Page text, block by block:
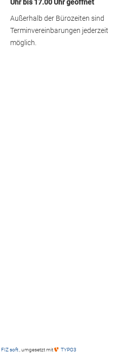
Uhr bis 17.00 Uhr geöffnet
Außerhalb der Bürozeiten sind
Terminvereinbarungen jederzeit
möglich.
FIZ soft , umgesetzt mit TYPO3